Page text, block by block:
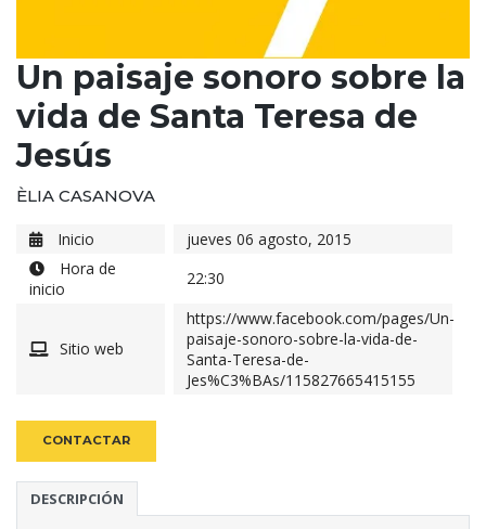
Un paisaje sonoro sobre la
vida de Santa Teresa de
Jesús
ÈLIA CASANOVA
Inicio
jueves 06 agosto, 2015
Hora de
inicio
22:30
Sitio web
https://www.facebook.com/pages/Un-
paisaje-sonoro-sobre-la-vida-de-
Santa-Teresa-de-
Jes%C3%BAs/115827665415155
CONTACTAR
DESCRIPCIÓN